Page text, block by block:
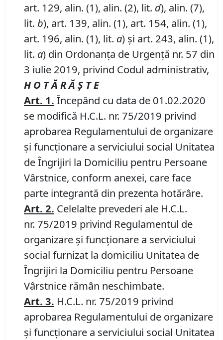
art. 129, alin. (1), alin. (2), lit. d), alin. (7),
lit. b), art. 139, alin. (1), art. 154, alin. (1),
art. 196, alin. (1), lit. a) și art. 243, alin. (1),
lit. a) din Ordonanța de Urgență nr. 57 din
3 iulie 2019, privind Codul administrativ,
H O T Ă R Ă Ş T E
Art. 1. Începând cu data de 01.02.2020
se modifică H.C.L. nr. 75/2019 privind
aprobarea Regulamentului de organizare
şi funcţionare a serviciului social Unitatea
de Îngrijiri la Domiciliu pentru Persoane
Vârstnice, conform anexei, care face
parte integrantă din prezenta hotărâre.
Art. 2. Celelalte prevederi ale H.C.L.
nr. 75/2019 privind Regulamentul de
organizare şi funcţionare a serviciului
social furnizat la domiciliu Unitatea de
Îngrijiri la Domiciliu pentru Persoane
Vârstnice rămân neschimbate.
Art. 3. H.C.L. nr. 75/2019 privind
aprobarea Regulamentului de organizare
şi funcţionare a serviciului social Unitatea